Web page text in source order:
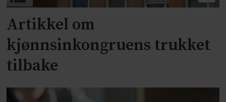
Artikkel om
kjønnsinkongruens trukket
tilbake